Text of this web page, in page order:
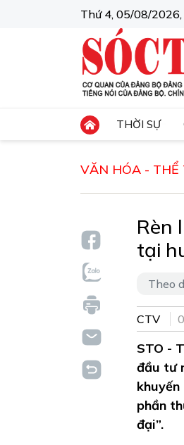
Thứ 4, 05/08/
THỜI SỰ
VĂN HÓA - THỂ
Rèn
tại
Theo
CTV
STO -
đầu tư
phần
đại”.